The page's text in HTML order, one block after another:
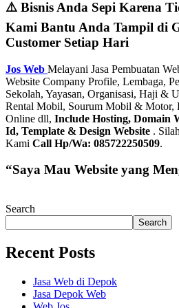
⚠️ Bisnis Anda Sepi Karena
Kami Bantu Anda Tampil di
Customer Setiap Hari
Jos Web Melayani Jasa Pembuatan
Website Company Profile, Lembaga,
Sekolah, Yayasan, Organisasi, Haji &
Rental Mobil, Sourum Mobil &
Online dll, Include Hosting, Domain
Id, Template & Design Website .
Kami Call Hp/Wa: 085722250509.
“Saya Mau Website yang
Search
Search
Recent Posts
Jasa Web di Depok
Jasa Depok Web